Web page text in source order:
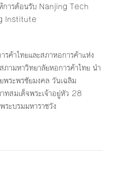
การต้อนรับ Nanjing Tech
Institute
รค้าไทยและสภาหอการค้าแห่ง
ภามหาวิทยาลัยหอการค้าไทย นำ
ระพรชัยมงคล วันเฉลิม
ทสมเด็จพระเจ้าอยู่หัว 28
ะบรมมหาราชวัง